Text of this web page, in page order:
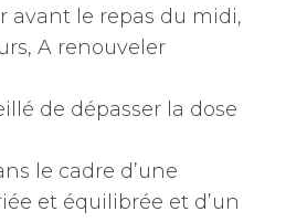
avant le repas du midi,
A renouveler
de dépasser la dose
le cadre d’une
et équilibrée et d’un